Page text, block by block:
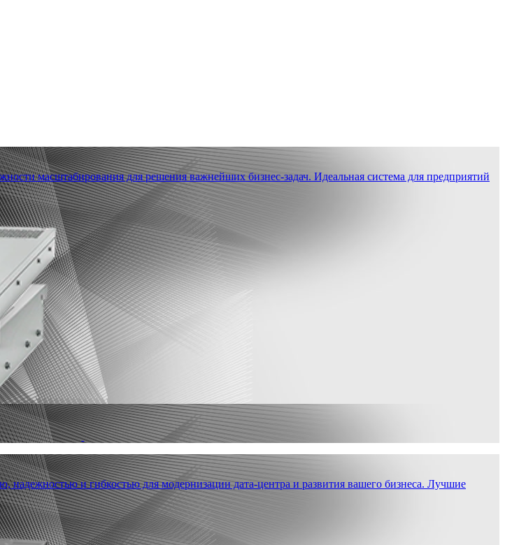
масштабирования для решения важнейших бизнес-задач. Идеальная система для предприятий
и гибкостью для модернизации дата-центра и развития вашего бизнеса. Лучшие